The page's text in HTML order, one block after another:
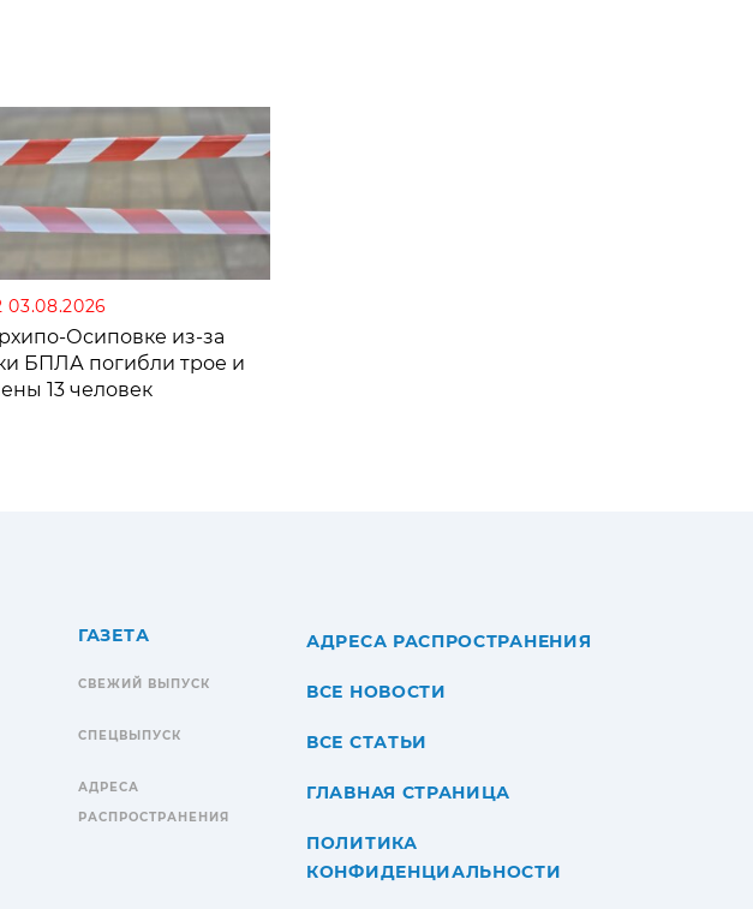
03.08.2026
Осиповке из-за
БПЛА погибли трое и
13 человек
ГАЗЕТА
СВЕЖИЙ ВЫПУСК
СПЕЦВЫПУСК
АДРЕСА
РАСПРОСТРАНЕНИЯ
АДРЕСА РАСПРОСТРАНЕНИЯ
ВСЕ НОВОСТИ
ВСЕ СТАТЬИ
ГЛАВНАЯ СТРАНИЦА
ПОЛИТИКА
КОНФИДЕНЦИАЛЬНОСТИ